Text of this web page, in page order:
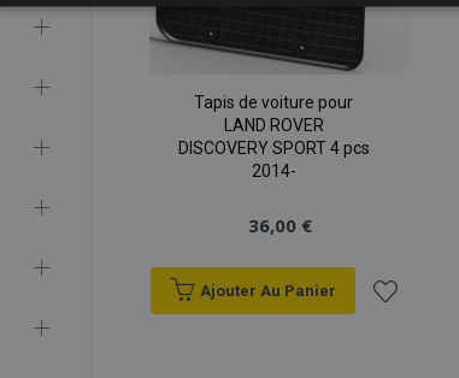
Tapis de voiture pour
LAND ROVER
DISCOVERY SPORT 4 pcs
2014-
36,00 €
Ajouter Au Panier
nécessaires
Strictement nécessaires
Les cookies strictement nécessaires habilitent des
nécessaires.
Fournisseur
Domaine